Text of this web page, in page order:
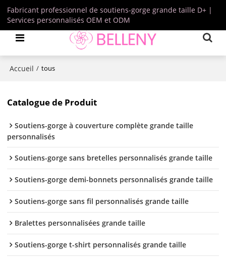
Fabricant professionnel de soutiens-gorge grande taille D+ |
Services personnalisés OEM et ODM
Accueil / tous
Catalogue de Produit
Soutiens-gorge à couverture complète grande taille
personnalisés
Soutiens-gorge sans bretelles personnalisés grande taille
Soutiens-gorge demi-bonnets personnalisés grande taille
Soutiens-gorge sans fil personnalisés grande taille
Bralettes personnalisées grande taille
Soutiens-gorge t-shirt personnalisés grande taille